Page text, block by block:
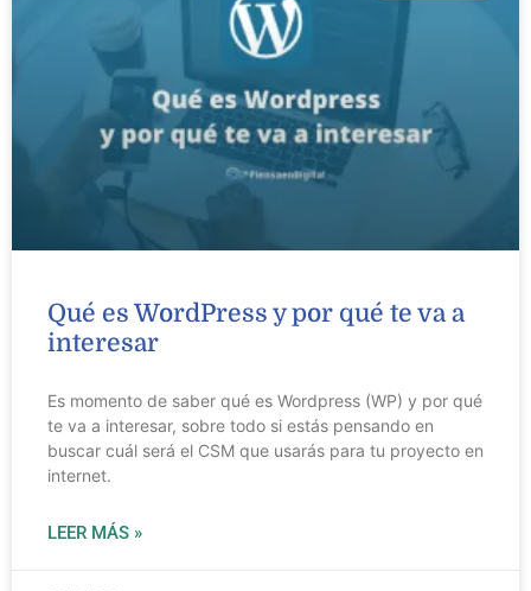
Qué es WordPress y por qué te va a
interesar
Es momento de saber qué es Wordpress (WP) y por qué
te va a interesar, sobre todo si estás pensando en
buscar cuál será el CSM que usarás para tu proyecto en
internet.
LEER MÁS »